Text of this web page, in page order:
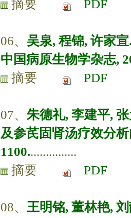
摘要 PDF
06、 吴泉, 程锦, 许家
中国病原生物学杂志,
摘要
PDF
07、 朱德礼, 李建平,
及参芪固肾汤疗效分
1100................
摘要
PDF
08、 王明铭, 董林艳,